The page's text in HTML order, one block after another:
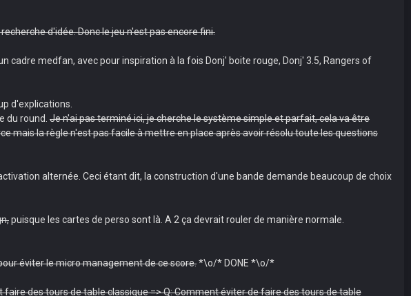
d'idée. Donc le jeu n'est pas encore fini.
cadre medfan, avec pour inspiration à la fois Donj' boite rouge, Donj' 3.5, Rangers of
d'explications.
du round. Je n'ai pas terminé ici, je cherche le système simple et parfait, cela va être
mais la règle n'est pas facile à mettre en place après avoir résolu toute les questions
alternée. Ceci étant dit, la construction d'une bande demande beaucoup de choix
puisque les cartes de perso sont là. A 2 ça devrait rouler de manière normale.
éviter le micro management de ce score.*\o/* DONE *\o/*
des tours de table classique => Q: Comment éviter de faire des tours de table